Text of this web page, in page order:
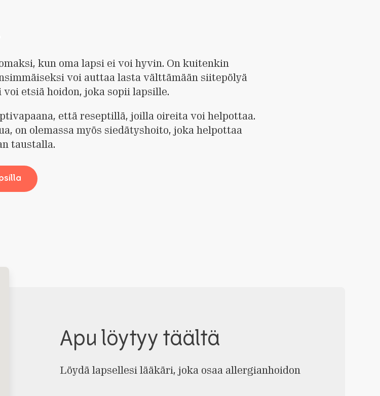
kun oma lapsi ei voi hyvin. On kuitenkin
voi auttaa lasta välttämään siitepölyä
etsiä hoidon, joka sopii lapsille.
että reseptillä, joilla oireita voi helpottaa.
on olemassa myös siedätyshoito, joka helpottaa
taustalla.
Apu löytyy täältä
Löydä lapsellesi lääkäri, joka osaa allergianhoidon